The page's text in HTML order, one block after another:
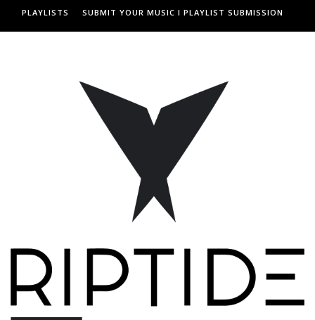
PLAYLISTS SUBMIT YOUR MUSIC I PLAYLIST SUBMISSION